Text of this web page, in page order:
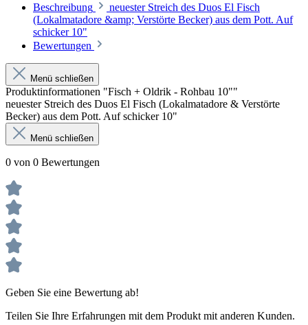
Beschreibung
neuester Streich des Duos El Fisch
(Lokalmatadore &amp; Verstörte Becker) aus dem Pott. Auf
schicker 10"
Bewertungen
Menü schließen
Produktinformationen "Fisch + Oldrik - Rohbau 10""
neuester Streich des Duos El Fisch (Lokalmatadore & Verstörte
Becker) aus dem Pott. Auf schicker 10"
Menü schließen
0 von 0 Bewertungen
Geben Sie eine Bewertung ab!
Teilen Sie Ihre Erfahrungen mit dem Produkt mit anderen Kunden.